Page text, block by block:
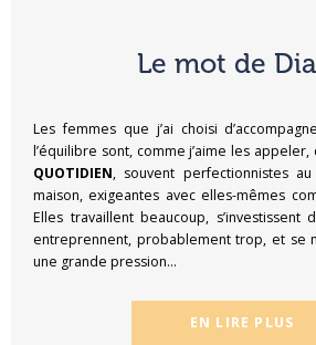
Le mot de
Les femmes que j’ai choisi
l’équilibre sont, comme j’aime les appeler,
QUOTIDIEN, souvent perfectionnistes
maison, exigeantes avec elles-mêmes
Elles travaillent beaucoup, s’investissent
entreprennent, probablement trop, et se
une grande pression…
EN LIRE PLUS